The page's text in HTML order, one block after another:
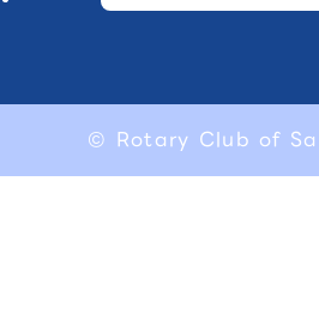
© Rotary Club of